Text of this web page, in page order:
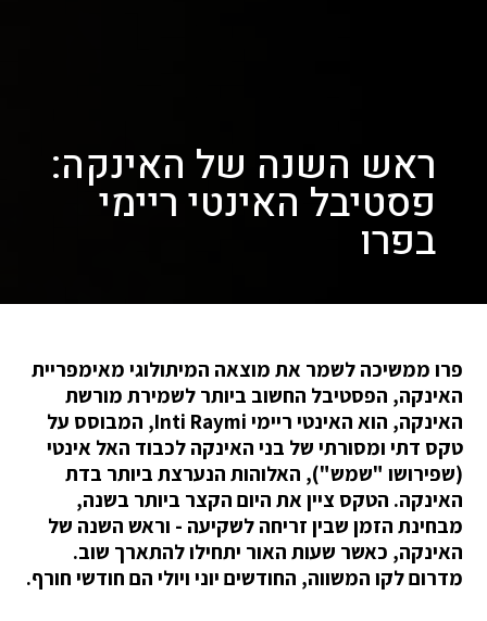
ראש השנה של האינקה:
פסטיבל האינטי ריימי
בפרו
פרו ממשיכה לשמר את מוצאה המיתולוגי מאימפריית
האינקה, הפסטיבל החשוב ביותר לשמירת מורשת
האינקה, הוא האינטי ריימי Inti Raymi, המבוסס על
טקס דתי ומסורתי של בני האינקה לכבוד האל אינטי
(שפירושו "שמש"), האלוהות הנערצת ביותר בדת
האינקה. הטקס ציין את היום הקצר ביותר בשנה,
מבחינת הזמן שבין זריחה לשקיעה - וראש השנה של
האינקה, כאשר שעות האור יתחילו להתארך שוב.
מדרום לקו המשווה, החודשים יוני ויולי הם חודשי חורף.